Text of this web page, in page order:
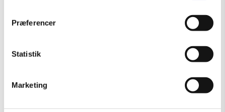
Præferencer
Statistik
Marketing
Gælder til og med 15/8
Mandag – Torsdag:
Lørdag, søndag & helligdage: